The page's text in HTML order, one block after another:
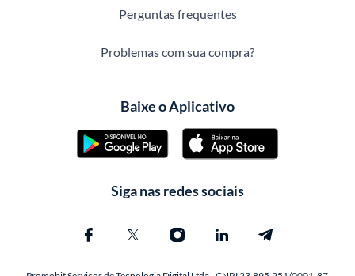
Perguntas frequentes
Problemas com sua compra?
Baixe o Aplicativo
Siga nas redes sociais